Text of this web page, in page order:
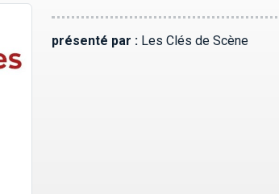
présenté par :Les Clés de Scène